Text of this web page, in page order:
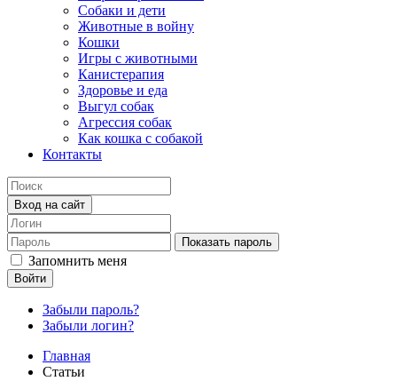
Собаки и дети
Животные в войну
Кошки
Игры с животными
Канистерапия
Здоровье и еда
Выгул собак
Агрессия собак
Как кошка с собакой
Контакты
Вход на сайт
Показать пароль
Запомнить меня
Войти
Забыли пароль?
Забыли логин?
Главная
Статьи